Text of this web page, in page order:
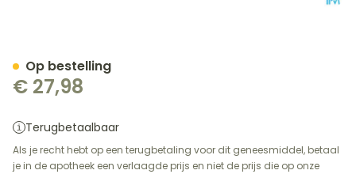
€ 27,98
Terugbetaalbaar
Als je recht hebt op een terugbetaling voor dit geneesmiddel, betaal
je in de apotheek een verlaagde prijs en niet de prijs die op onze
Op bestelling